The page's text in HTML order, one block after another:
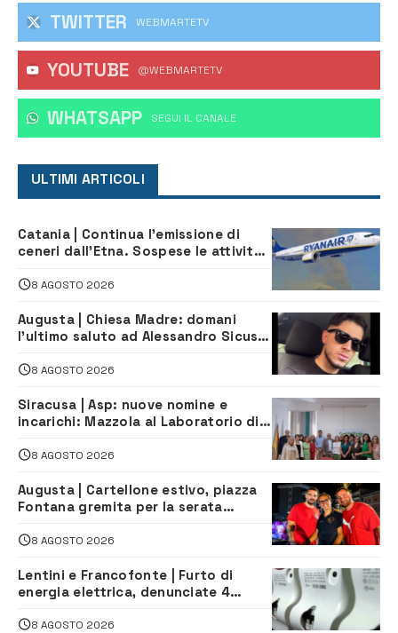
TWITTER WEBMARTETV
YOUTUBE @WEBMARTETV
WHATSAPP ‎SEGUI IL CANALE
ULTIMI ARTICOLI
Catania | Continua l’emissione di
ceneri dall’Etna. Sospese le attività
8 AGOSTO 2026
Augusta | Chiesa Madre: domani
l’ultimo saluto ad Alessandro Sicuso,
8 AGOSTO 2026
Siracusa | Asp: nuove nomine e
incarichi: Mazzola al Laboratorio di
Servizio Legale
8 AGOSTO 2026
Augusta | Cartellone estivo, piazza
Fontana gremita per la serata
8 AGOSTO 2026
Lentini e Francofonte | Furto di
energia elettrica, denunciate 4
8 AGOSTO 2026